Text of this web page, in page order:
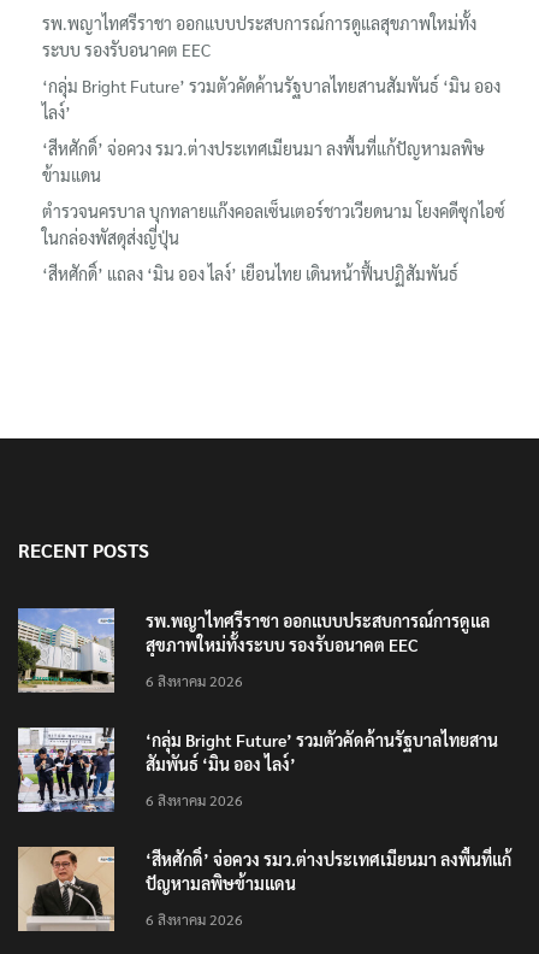
รพ.พญาไทศรีราชา ออกแบบประสบการณ์การดูแลสุขภาพใหม่ทั้ง
ระบบ รองรับอนาคต EEC
‘กลุ่ม Bright Future’ รวมตัวคัดค้านรัฐบาลไทยสานสัมพันธ์ ‘มิน ออง
ไลง์’
‘สีหศักดิ์’ จ่อควง รมว.ต่างประเทศเมียนมา ลงพื้นที่แก้ปัญหามลพิษ
ข้ามแดน
ตำรวจนครบาล บุกทลายแก๊งคอลเซ็นเตอร์ชาวเวียดนาม โยงคดีซุกไอซ์
ในกล่องพัสดุส่งญี่ปุ่น
‘สีหศักดิ์’ แถลง ‘มิน ออง ไลง์’ เยือนไทย เดินหน้าฟื้นปฏิสัมพันธ์
RECENT POSTS
รพ.พญาไทศรีราชา ออกแบบประสบการณ์การดูแล
สุขภาพใหม่ทั้งระบบ รองรับอนาคต EEC
6 สิงหาคม 2026
‘กลุ่ม Bright Future’ รวมตัวคัดค้านรัฐบาลไทยสาน
สัมพันธ์ ‘มิน ออง ไลง์’
6 สิงหาคม 2026
‘สีหศักดิ์’ จ่อควง รมว.ต่างประเทศเมียนมา ลงพื้นที่แก้
ปัญหามลพิษข้ามแดน
6 สิงหาคม 2026